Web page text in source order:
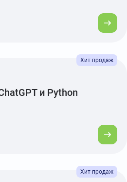
и Python